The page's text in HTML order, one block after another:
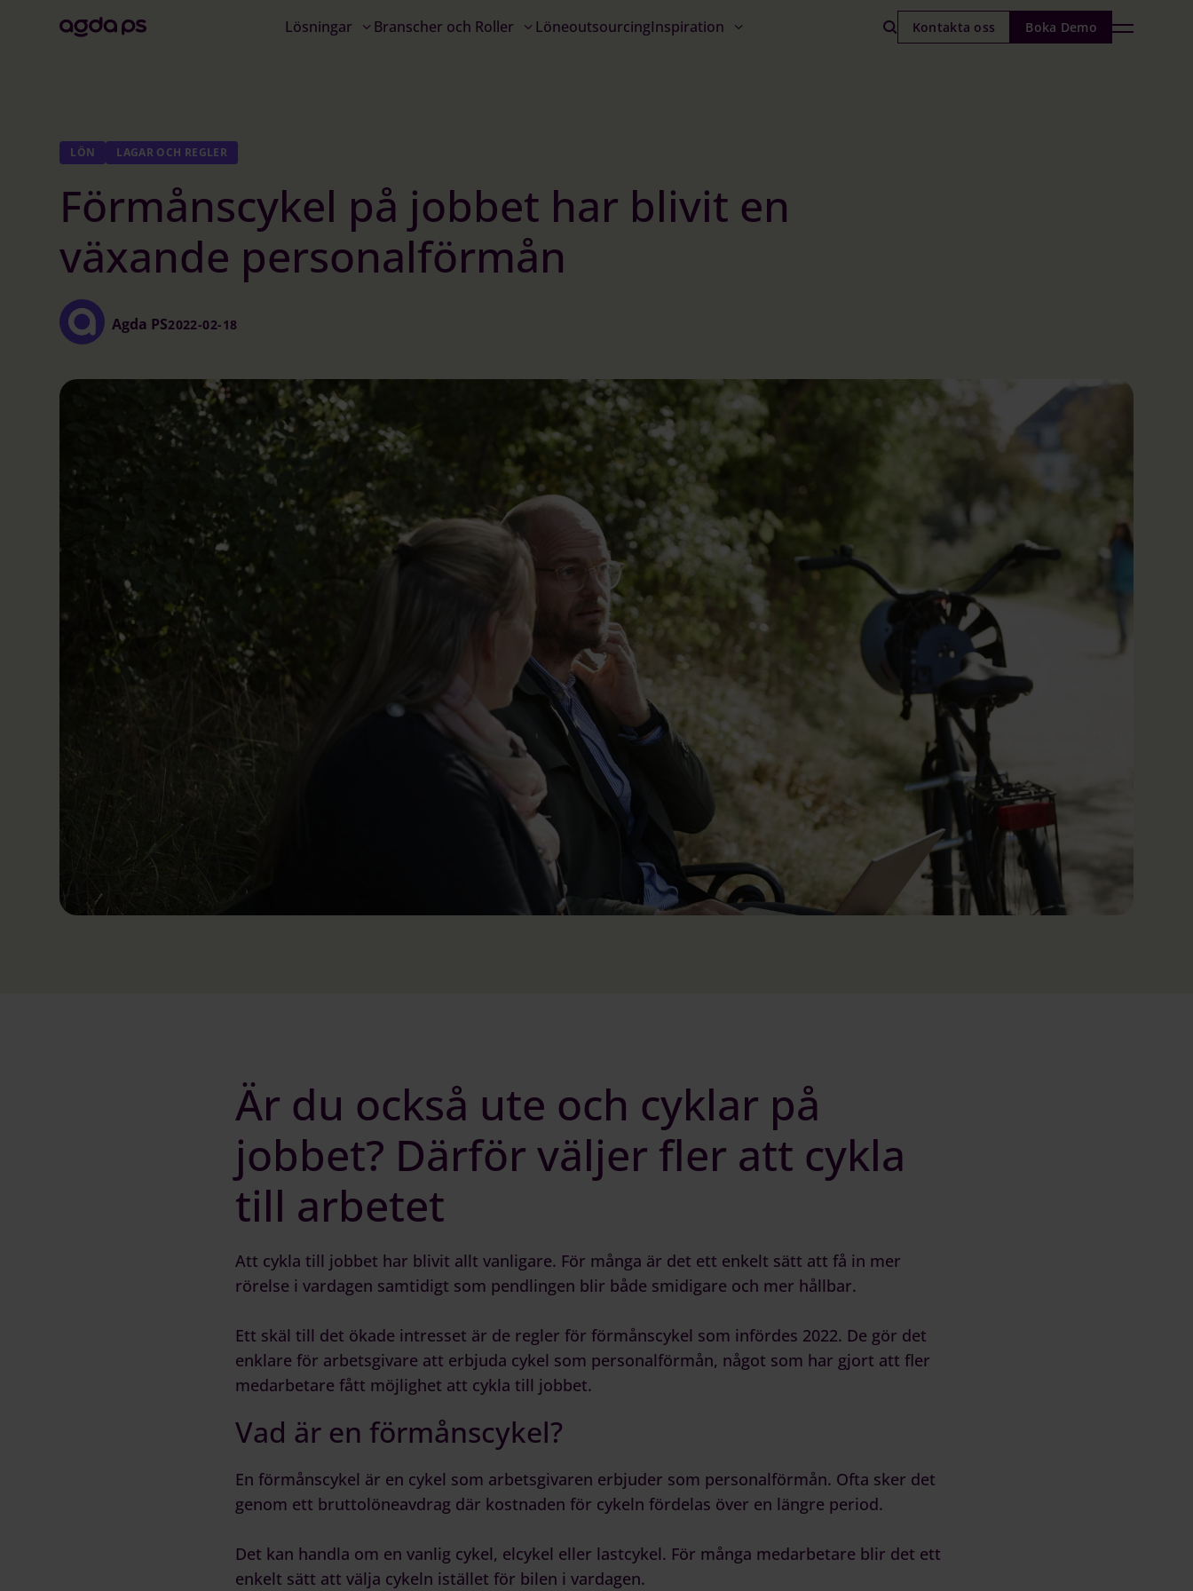
Lösningar Branscher och Roller LöneoutsourcingInspiration Boka Demo
Kontakta oss
LÖN LAGAR OCH REGLER
Förmånscykel på jobbet har blivit en
växande personalförmån
Agda PS2022-02-18
Är du också ute och cyklar på
jobbet? Därför väljer fler att cykla
till arbetet
Att cykla till jobbet har blivit allt vanligare. För många är det ett enkelt sätt att få in mer
rörelse i vardagen samtidigt som pendlingen blir både smidigare och mer hållbar.
Ett skäl till det ökade intresset är de regler för förmånscykel som infördes 2022. De gör det
enklare för arbetsgivare att erbjuda cykel som personalförmån, något som har gjort att fler
medarbetare fått möjlighet att cykla till jobbet.
Vad är en förmånscykel?
En förmånscykel är en cykel som arbetsgivaren erbjuder som personalförmån. Ofta sker det
genom ett bruttolöneavdrag där kostnaden för cykeln fördelas över en längre period.
Det kan handla om en vanlig cykel, elcykel eller lastcykel. För många medarbetare blir det ett
enkelt sätt att välja cykeln istället för bilen i vardagen.